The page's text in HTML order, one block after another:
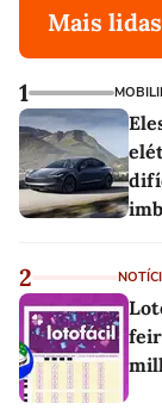
Mais lidas
1
2